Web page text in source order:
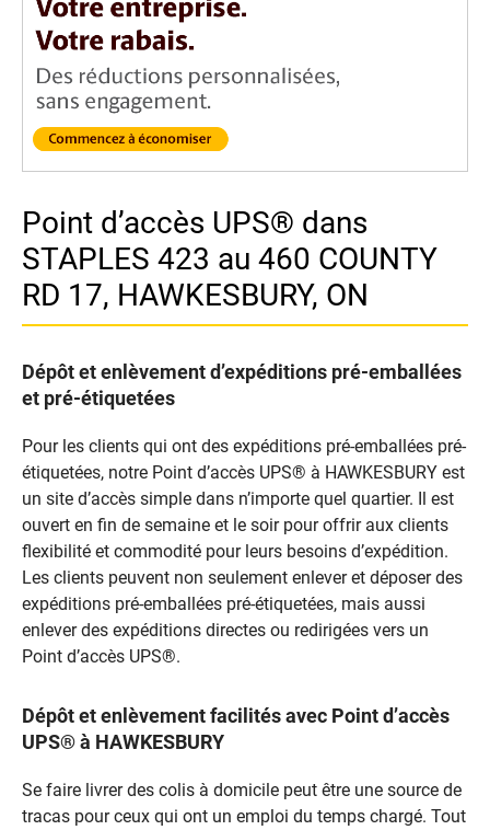
Point d’accès UPS® dans
STAPLES 423 au 460 COUNTY
RD 17, HAWKESBURY, ON
Dépôt et enlèvement d’expéditions pré-emballées
et pré-étiquetées
Pour les clients qui ont des expéditions pré-emballées pré-
étiquetées, notre Point d’accès UPS® à HAWKESBURY est
un site d’accès simple dans n’importe quel quartier. Il est
ouvert en fin de semaine et le soir pour offrir aux clients
flexibilité et commodité pour leurs besoins d’expédition.
Les clients peuvent non seulement enlever et déposer des
expéditions pré-emballées pré-étiquetées, mais aussi
enlever des expéditions directes ou redirigées vers un
Point d’accès UPS®.
Dépôt et enlèvement facilités avec Point d’accès
UPS® à HAWKESBURY
Se faire livrer des colis à domicile peut être une source de
tracas pour ceux qui ont un emploi du temps chargé. Tout